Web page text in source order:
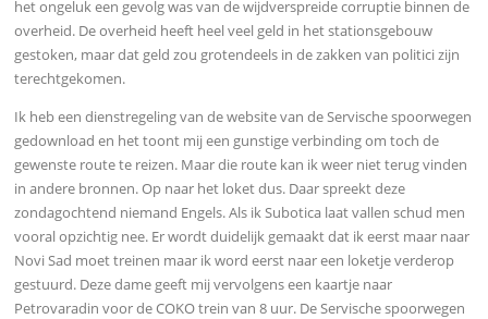
het ongeluk een gevolg was van de wijdverspreide corruptie binnen de
overheid. De overheid heeft heel veel geld in het stationsgebouw
gestoken, maar dat geld zou grotendeels in de zakken van politici zijn
terechtgekomen.
Ik heb een dienstregeling van de website van de Servische spoorwegen
gedownload en het toont mij een gunstige verbinding om toch de
gewenste route te reizen. Maar die route kan ik weer niet terug vinden
in andere bronnen. Op naar het loket dus. Daar spreekt deze
zondagochtend niemand Engels. Als ik Subotica laat vallen schud men
vooral opzichtig nee. Er wordt duidelijk gemaakt dat ik eerst maar naar
Novi Sad moet treinen maar ik word eerst naar een loketje verderop
gestuurd. Deze dame geeft mij vervolgens een kaartje naar
Petrovaradin voor de COKO trein van 8 uur. De Servische spoorwegen